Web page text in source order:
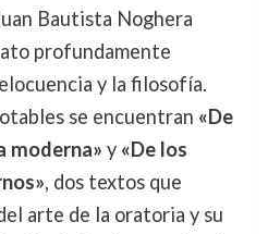
Bautista Noghera
profundamente
y la filosofía.
se encuentran «De
moderna» y «De los
, dos textos que
arte de la oratoria y su